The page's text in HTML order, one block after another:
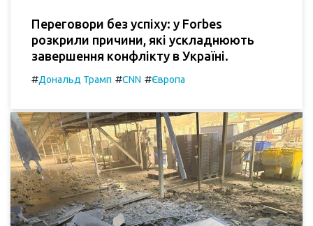
Переговори без успіху: у Forbes
розкрили причини, які ускладнюють
завершення конфлікту в Україні.
#Дональд Трамп #CNN #Європа